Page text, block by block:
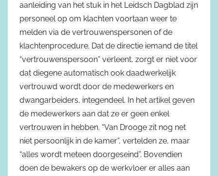
aanleiding van het stuk in het Leidsch Dagblad zijn
personeel op om klachten voortaan weer te
melden via de vertrouwenspersonen of de
klachtenprocedure. Dat de directie iemand de titel
“vertrouwenspersoon” verleent, zorgt er niet voor
dat diegene automatisch ook daadwerkelijk
vertrouwd wordt door de medewerkers en
dwangarbeiders, integendeel. In het artikel geven
de medewerkers aan dat ze er geen enkel
vertrouwen in hebben. “Van Drooge zit nog net
niet persoonlijk in de kamer”, vertelden ze, maar
“alles wordt meteen doorgeseind”. Bovendien
doen de bewakers op de werkvloer er alles aan